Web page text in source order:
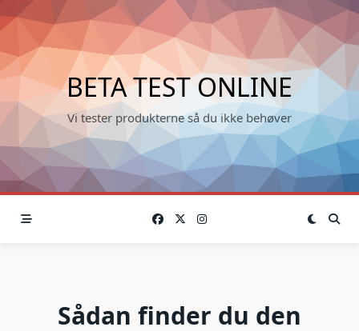
Skip
to
content
BETA TEST ONLINE
Vi tester produkterne så du ikke behøver
Sådan finder du den